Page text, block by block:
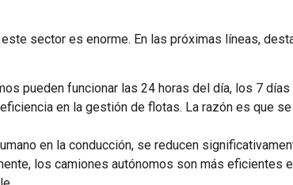
sector es enorme. En las próximas líneas,
pueden funcionar las 24 horas del día, los 7
en la gestión de flotas. La razón es que
en la conducción, se reducen
los camiones autónomos son más eficientes